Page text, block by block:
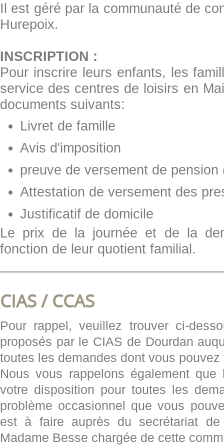
Il est géré par la communauté de
Hurepoix.
INSCRIPTION :
Pour inscrire leurs enfants, les
service des centres de loisirs en
documents suivants:
Livret de famille
Avis d'imposition
preuve de versement de pension
Attestation de versement des
Justificatif de domicile
Le prix de la journée et de la
fonction de leur quotient familial.
CIAS / CCAS
Pour rappel, veuillez trouver ci-
proposés par le CIAS de Dourdan
toutes les demandes dont vous
Nous vous rappelons également
votre disposition pour toutes les
problème occasionnel que vous
est à faire auprès du secrétariat
Madame Besse chargée de cette